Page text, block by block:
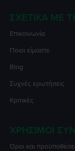
ΣΧΕΤΙΚΆ ΜΕ
Επικοινωνία
Ποιοι είμαστε
Blog
Συχνές ερωτήσεις
Κριτικές
ΧΡΉΣΙΜΟΙ
Όροι και